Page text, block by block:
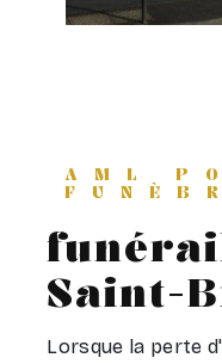
AML
Saint-
Lorsque la perte